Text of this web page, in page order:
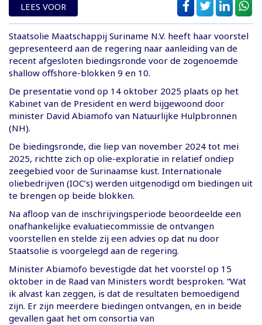
LEES VOOR
Staatsolie Maatschappij Suriname N.V. heeft haar voorstel
gepresenteerd aan de regering naar aanleiding van de
recent afgesloten biedingsronde voor de zogenoemde
shallow offshore-blokken 9 en 10.
De presentatie vond op 14 oktober 2025 plaats op het
Kabinet van de President en werd bijgewoond door
minister David Abiamofo van Natuurlijke Hulpbronnen
(NH).
De biedingsronde, die liep van november 2024 tot mei
2025, richtte zich op olie-exploratie in relatief ondiep
zeegebied voor de Surinaamse kust. Internationale
oliebedrijven (IOC’s) werden uitgenodigd om biedingen uit
te brengen op beide blokken.
Na afloop van de inschrijvingsperiode beoordeelde een
onafhankelijke evaluatiecommissie de ontvangen
voorstellen en stelde zij een advies op dat nu door
Staatsolie is voorgelegd aan de regering.
Minister Abiamofo bevestigde dat het voorstel op 15
oktober in de Raad van Ministers wordt besproken. “Wat
ik alvast kan zeggen, is dat de resultaten bemoedigend
zijn. Er zijn meerdere biedingen ontvangen, en in beide
gevallen gaat het om consortia van